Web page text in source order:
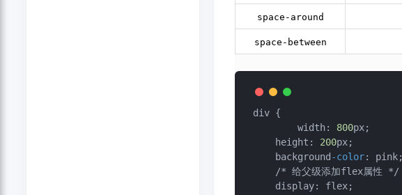
space-around
space-between
div {
	width:
800px;
    height:
200px;
    background
-color: pink;